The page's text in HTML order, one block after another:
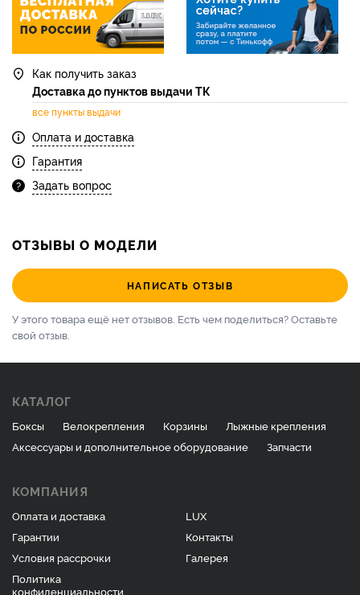
Как получить заказ
Доставка до пунктов выдачи ТК
все пункты выдачи
Оплата и доставка
Гарантия
Задать вопрос
ОТЗЫВЫ О МОДЕЛИ
НАПИСАТЬ ОТЗЫВ
У этого товара ещё нет отзывов. Есть чем поделиться?Оставьте
свой отзыв.
КАТАЛОГ
Боксы Велокрепления Корзины
Лыжные крепления
Аксессуары и дополнительное оборудование
Запчасти
КОМПАНИЯ
Оплата и доставка
Гарантии
Условия рассрочки
Политика
конфиденциальности
LUX
Контакты
Галерея